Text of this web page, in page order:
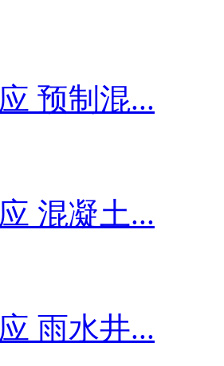
预制混...
混凝土...
雨水井...